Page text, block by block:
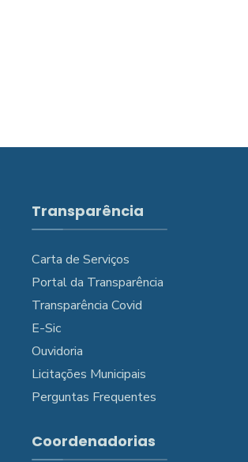
Transparência
Carta de Serviços
Portal da Transparência
Transparência Covid
E-Sic
Ouvidoria
Licitações Municipais
Perguntas Frequentes
Coordenadorias